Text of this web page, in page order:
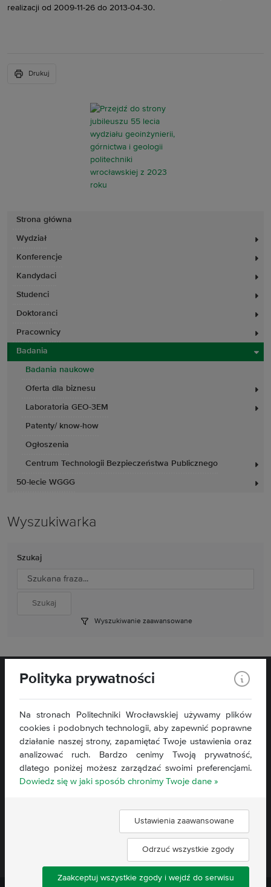
Strona główna
Wydział
Konferencje
Kandydaci
Studenci
Doktoranci
Pracownicy
Badania
Badania naukowe
Oferta dla biznesu
Laboratoria GEO-3EM
Patenty/ know-how
Ogłoszenia
Centrum Technologii Bezpieczeństwa Publicznego
50-lecie WGGG
Wyszukiwarka
Szukaj
Wyszukiwanie zaawansowane
realizacji od 2009-11-26 do 2013-04-30.
Drukuj
50 - 370 Wrocław
Mapa strony »
Polityka prywatności
Na stronach Politechniki Wrocławskiej używamy plików
cookies i podobnych technologii, aby zapewnić poprawne
działanie naszej strony, zapamiętać Twoje ustawienia oraz
analizować ruch. Bardzo cenimy Twoją prywatność,
dlatego poniżej możesz zarządzać swoimi preferencjami.
Dowiedz się w jaki sposób chronimy Twoje dane »
Ustawienia zaawansowane
Odrzuć wszystkie zgody
Zaakceptuj wszystkie zgody i wejdź do serwisu